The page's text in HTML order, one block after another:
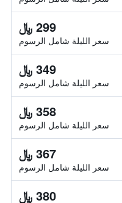
299 ﷼
سعر الليلة شامل الرسوم
349 ﷼
سعر الليلة شامل الرسوم
358 ﷼
سعر الليلة شامل الرسوم
367 ﷼
سعر الليلة شامل الرسوم
380 ﷼